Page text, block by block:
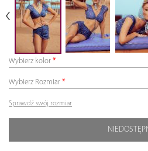
Wybierz kolor
Wybierz Rozmiar
Sprawdź swój rozmiar